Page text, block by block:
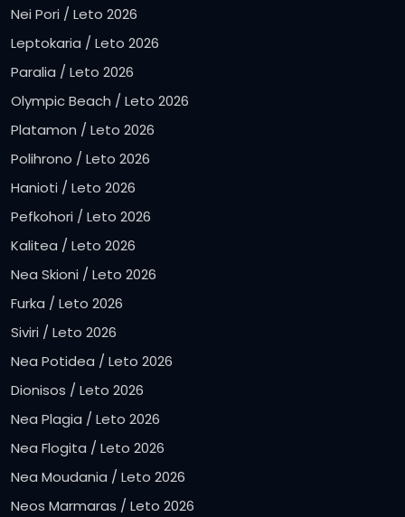
Nei Pori / Leto 2026
Leptokaria / Leto 2026
Paralia / Leto 2026
Olympic Beach / Leto 2026
Platamon / Leto 2026
Polihrono / Leto 2026
Hanioti / Leto 2026
Pefkohori / Leto 2026
Kalitea / Leto 2026
Nea Skioni / Leto 2026
Furka / Leto 2026
Siviri / Leto 2026
Nea Potidea / Leto 2026
Dionisos / Leto 2026
Nea Plagia / Leto 2026
Nea Flogita / Leto 2026
Nea Moudania / Leto 2026
Neos Marmaras / Leto 2026